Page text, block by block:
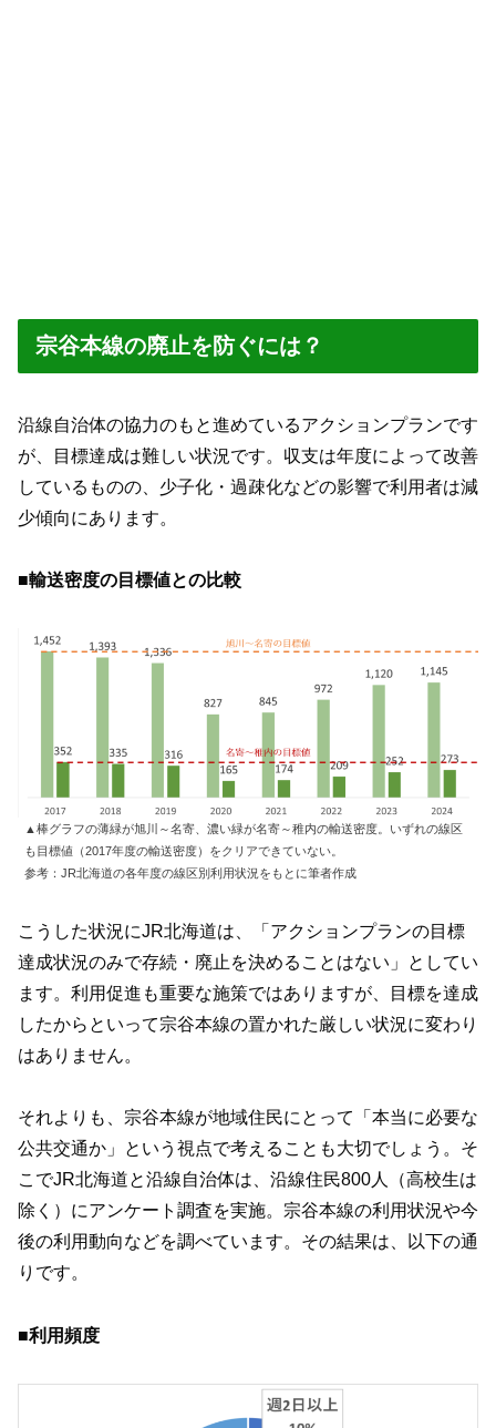
宗谷本線の廃止を防ぐには？
沿線自治体の協力のもと進めているアクションプランです
が、目標達成は難しい状況です。収支は年度によって改善
しているものの、少子化・過疎化などの影響で利用者は減
少傾向にあります。
■輸送密度の目標値との比較
▲棒グラフの薄緑が旭川～名寄、濃い緑が名寄～稚内の輸送密度。いずれの線区
も目標値（2017年度の輸送密度）をクリアできていない。
参考：JR北海道の各年度の線区別利用状況をもとに筆者作成
こうした状況にJR北海道は、「アクションプランの目標
達成状況のみで存続・廃止を決めることはない」としてい
ます。利用促進も重要な施策ではありますが、目標を達成
したからといって宗谷本線の置かれた厳しい状況に変わり
はありません。
それよりも、宗谷本線が地域住民にとって「本当に必要な
公共交通か」という視点で考えることも大切でしょう。そ
こでJR北海道と沿線自治体は、沿線住民800人（高校生は
除く）にアンケート調査を実施。宗谷本線の利用状況や今
後の利用動向などを調べています。その結果は、以下の通
りです。
■利用頻度